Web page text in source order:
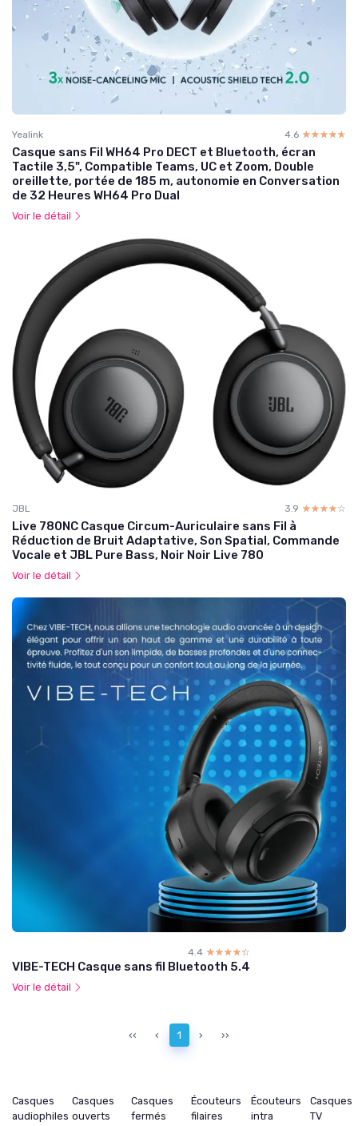
Yealink 4.6 ☆☆☆☆☆
★★★★★
Casque sans Fil WH64 Pro DECT et Bluetooth, écran
Tactile 3,5", Compatible Teams, UC et Zoom, Double
oreillette, portée de 185 m, autonomie en Conversation
de 32 Heures WH64 Pro Dual
Voir le détail
JBL 3.9 ☆☆☆☆☆
★★★★★
Live 780NC Casque Circum-Auriculaire sans Fil à
Réduction de Bruit Adaptative, Son Spatial, Commande
Vocale et JBL Pure Bass, Noir Noir Live 780
Voir le détail
4.4 ☆☆☆☆☆
★★★★★
VIBE-TECH Casque sans fil Bluetooth 5.4
Voir le détail
‹‹ ‹ 1 › ››
Casques
audiophiles
Casques
ouverts
Casques
fermés
Écouteurs
filaires
Écouteurs
intra
Casques
TV